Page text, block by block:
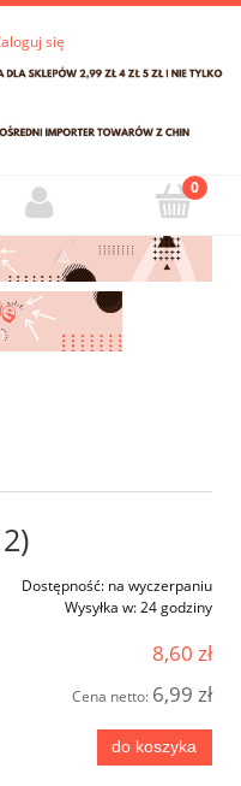
się
Dostępność: na wyczerpaniu
Wysyłka w:24 godziny
8,60 zł
Cena netto: 6,99 zł
do koszyka